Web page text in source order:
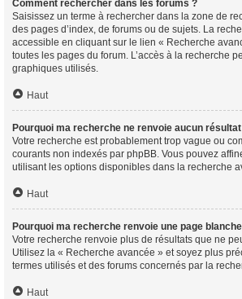
Comment rechercher dans les forums ?
Saisissez un terme à rechercher dans la zone de
des pages d’index, de forums ou de sujets. La
accessible en cliquant sur le lien « Recherche
toutes les pages du forum. L’accès à la recherche
graphiques utilisés.
Haut
Pourquoi ma recherche ne renvoie aucun
Votre recherche est probablement trop vague ou
courants non indexés par phpBB. Vous pouvez
utilisant les options disponibles dans la recherche
Haut
Pourquoi ma recherche renvoie une page
Votre recherche renvoie plus de résultats que ne
Utilisez la « Recherche avancée » et soyez plus
termes utilisés et des forums concernés par la
Haut